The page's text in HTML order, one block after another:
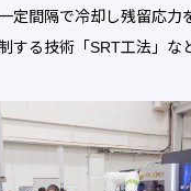
定間隔で冷却し残留応力
する技術「SRT工法」な